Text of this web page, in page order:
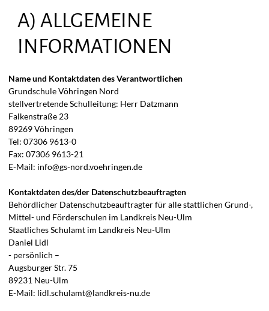
A) ALLGEMEINE
INFORMATIONEN
Name und Kontaktdaten des Verantwortlichen
Grundschule Vöhringen Nord
stellvertretende Schulleitung: Herr Datzmann
Falkenstraße 23
89269 Vöhringen
Tel: 07306 9613-0
Fax: 07306 9613-21
E-Mail: info@gs-nord.voehringen.de
Kontaktdaten des/der Datenschutzbeauftragten
Behördlicher Datenschutzbeauftragter für alle stattlichen Grund-,
Mittel- und Förderschulen im Landkreis Neu-Ulm
Staatliches Schulamt im Landkreis Neu-Ulm
Daniel Lidl
- persönlich –
Augsburger Str. 75
89231 Neu-Ulm
E-Mail: lidl.schulamt@landkreis-nu.de